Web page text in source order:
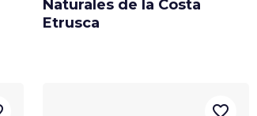
Naturales de la Costa
Etrusca
favorite_border